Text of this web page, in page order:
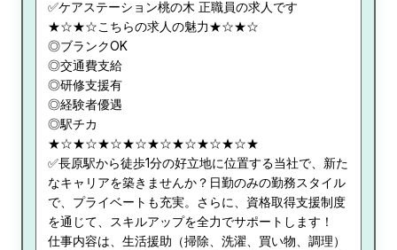
✅ケアステーション桃の木 正職員の求人です
★☆★☆こちらの求人の魅力★☆★☆
◎ブランクOK
◎交通費支給
◎研修支援有
◎経験者優遇
◎駅チカ
★☆★☆★☆★☆★☆★☆★☆★☆★
✅長原駅から徒歩1分の好立地に位置する当社で、新た
なキャリアを築きませんか？日勤のみの勤務スタイル
で、プライベートも充実。さらに、資格取得支援制度
を通じて、スキルアップを全力でサポートします！
仕事内容は、生活援助（掃除、洗濯、買い物、調理）